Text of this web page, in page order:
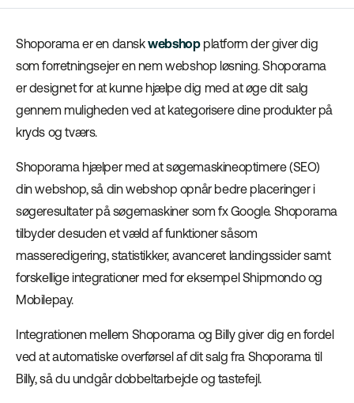
Shoporama er en danskwebshopplatform der giver dig
som forretningsejer en nem webshop løsning. Shoporama
er designet for at kunne hjælpe dig med at øge dit salg
gennem muligheden ved at kategorisere dine produkter på
kryds og tværs.
Shoporama hjælper med at søgemaskineoptimere (SEO)
din webshop, så din webshop opnår bedre placeringer i
søgeresultater på søgemaskiner som fx Google. Shoporama
tilbyder desuden et væld af funktioner såsom
masseredigering, statistikker, avanceret landingssider samt
forskellige integrationer med for eksempel Shipmondo og
Mobilepay.
Integrationen mellem Shoporama og Billy giver dig en fordel
ved at automatiske overførsel af dit salg fra Shoporama til
Billy, så du undgår dobbeltarbejde og tastefejl.